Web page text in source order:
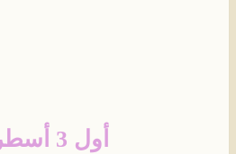
أول 3 أسطر ....